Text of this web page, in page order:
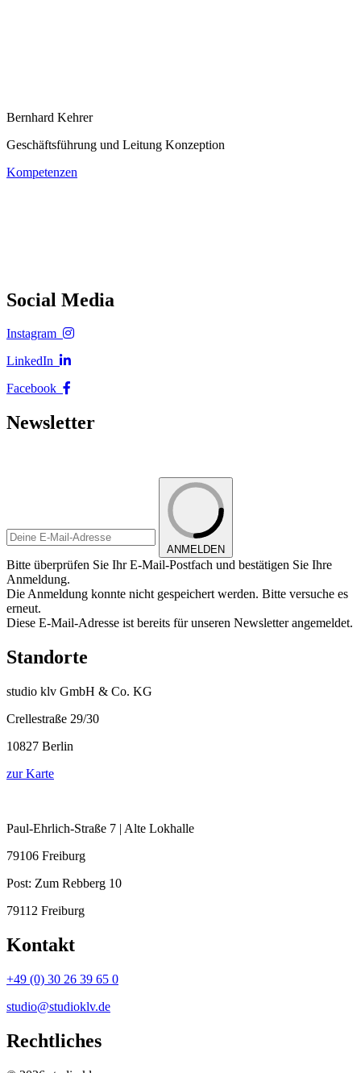
Bernhard Kehrer
Geschäftsführung und Leitung Konzeption
Kompetenzen
Social Media
Instagram
LinkedIn
Facebook
Newsletter
ANMELDEN
Bitte überprüfen Sie Ihr E-Mail-Postfach und bestätigen Sie Ihre
Anmeldung.
Die Anmeldung konnte nicht gespeichert werden. Bitte versuche es
erneut.
Diese E-Mail-Adresse ist bereits für unseren Newsletter angemeldet.
Standorte
studio klv GmbH & Co. KG
Crellestraße 29/30
10827 Berlin
zur Karte
Paul-Ehrlich-Straße 7 | Alte Lokhalle
79106 Freiburg
Post: Zum Rebberg 10
79112 Freiburg
Kontakt
+49 (0) 30 26 39 65 0
studio@studioklv.de
Rechtliches